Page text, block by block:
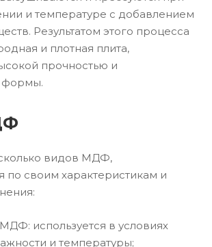
и температуре с добавлением
Результатом этого процесса
и плотная плита,
прочностью и
формы.
видов МДФ,
по своим характеристикам и
используется в условиях
и температуры;